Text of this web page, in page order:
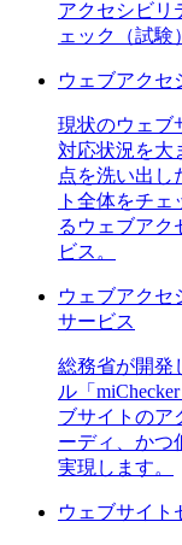
アクセシビリ
ェック（試験
ウェブアクセ
現状のウェブ
対応状況を大
点を洗い出し
ト全体をチ
るウェブアク
ビス。
ウェブアクセ
サービス
総務省が開発
ル「
ブサイトのア
ーディ、かつ
実現します。
ウェブサイト